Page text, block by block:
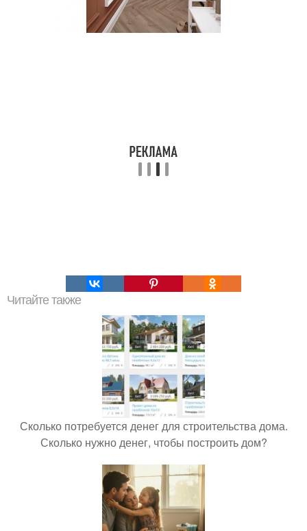
Читайте также
Сколько потребуется денег для строительства дома.
Сколько нужно денег, чтобы построить дом?